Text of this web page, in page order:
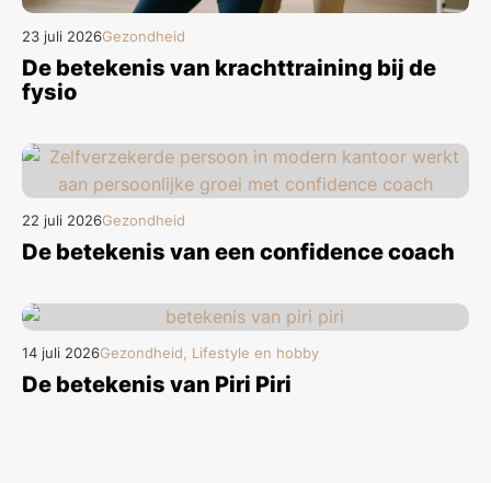
23 juli 2026Gezondheid
De betekenis van krachttraining bij de
fysio
22 juli 2026Gezondheid
De betekenis van een confidence coach
14 juli 2026Gezondheid, Lifestyle en hobby
De betekenis van Piri Piri